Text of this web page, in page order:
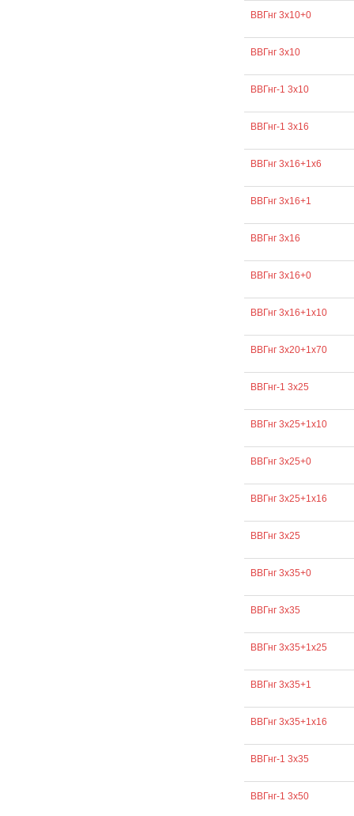
ВВГнг 3х10+0
ВВГнг 3х10
ВВГнг-1 3х10
ВВГнг-1 3х16
ВВГнг 3х16+1х6
ВВГнг 3х16+1
ВВГнг 3х16
ВВГнг 3х16+0
ВВГнг 3х16+1х10
ВВГнг 3х20+1х70
ВВГнг-1 3х25
ВВГнг 3х25+1х10
ВВГнг 3х25+0
ВВГнг 3х25+1х16
ВВГнг 3х25
ВВГнг 3х35+0
ВВГнг 3х35
ВВГнг 3х35+1х25
ВВГнг 3х35+1
ВВГнг 3х35+1х16
ВВГнг-1 3х35
ВВГнг-1 3х50